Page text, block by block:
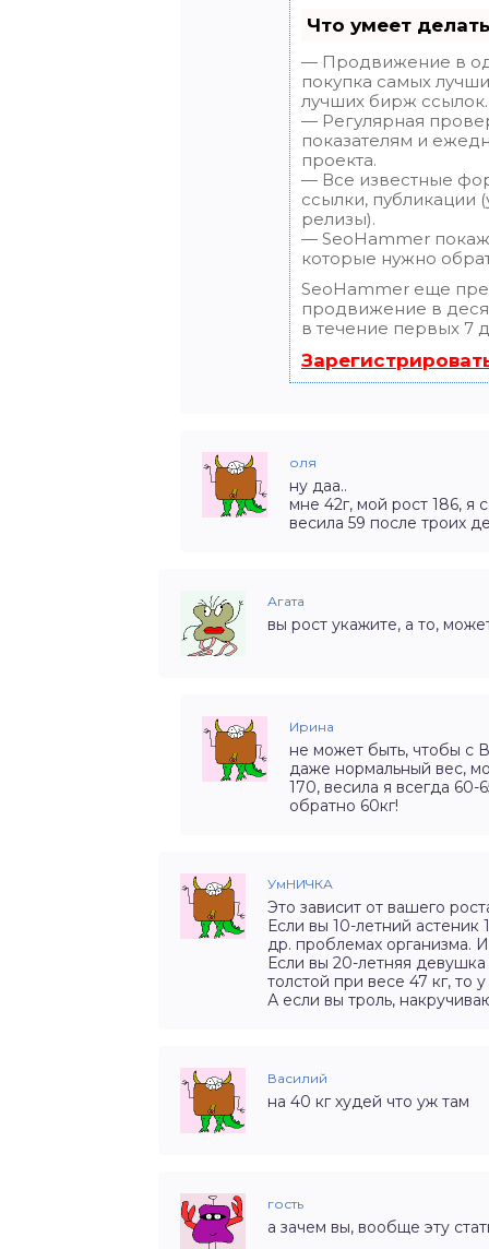
Что умеет
— Продвижение в
покупка самых
лучших бирж ссылок.
— Регулярная
показателям и
проекта.
— Все известные
ссылки, публикации
релизы).
— SeoHammer
которые нужно
SeoHammer еще
продвижение в
в течение первых 7
оля
ну даа..
мне 42г, мой рост 186, я
весила 59 после троих
Агата
вы рост укажите, а то,
Ирина
не может быть, чтобы с
даже нормальный вес,
170, весила я всегда 60-
обратно 60кг!
УмНИЧКА
Это зависит от вашего
Если вы 10-летний
др. проблемах организма.
Если вы 20-летняя
толстой при весе 47 кг, то
А если вы троль,
Василий
на 40 кг худей что уж там
гость
а зачем вы, вообще эту